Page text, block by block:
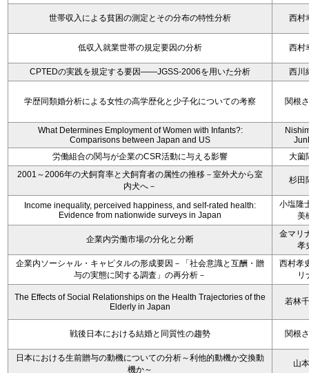
世帯収入による貧困の測定とその分布の特性分析 西村
低収入就業世帯の規定要因の分析 西村
CPTEDの実践を規定する要因――JGSS-2006を用いた分析 西川
学歴同類婚分析による女性の高学歴化と少子化についての考察 関根
What Determines Employment of Women with Infants?:
Comparisons between Japan and US
労働組合の関与が企業のCSR活動に与える影響
大薗
2001～2006年の犬飼育率と犬飼育者の属性の推移－室外犬から室
内犬へ－
杉田
Income inequality, perceived happiness, and self-rated health:
Evidence from nationwide surveys in Japan
小塩隆
美
企業内労働市場の分化と分断
金マリ
孝
企業内ソーシャル・キャピタルの形成要因－「社会意識と互酬・贈
与の実態に関する調査」の再分析－
西村孝
リ
The Effects of Social Relationships on the Health Trajectories of the
Elderly in Japan
若林
戦後日本における結婚と同質性の趨勢 関根
日本における生前贈与の動機についての分析～利他的動機か交換動
機か～
山